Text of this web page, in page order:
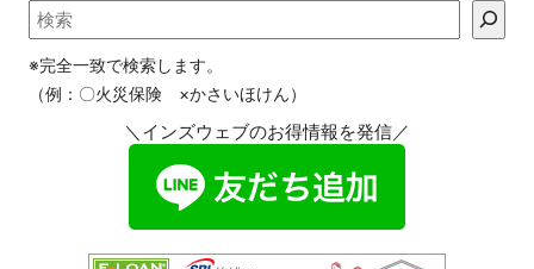
※完全一致で検索します。
（例：〇火災保険 ×かさいほけん）
＼インズウェブのお得情報を発信／